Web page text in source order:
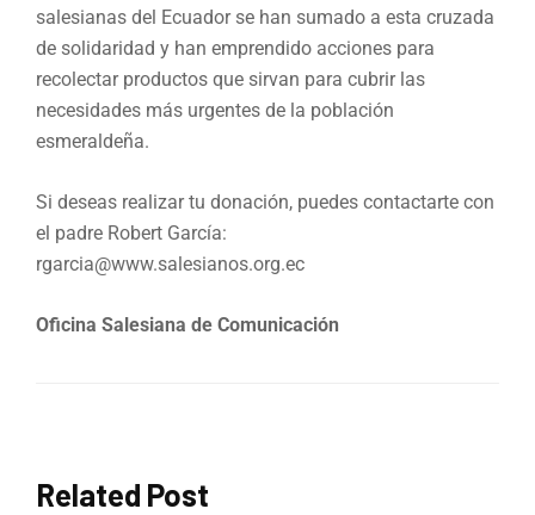
salesianas del Ecuador se han sumado a esta cruzada
de solidaridad y han emprendido acciones para
recolectar productos que sirvan para cubrir las
necesidades más urgentes de la población
esmeraldeña.
Si deseas realizar tu donación, puedes contactarte con
el padre Robert García:
rgarcia@www.salesianos.org.ec
Oficina Salesiana de Comunicación
Related Post